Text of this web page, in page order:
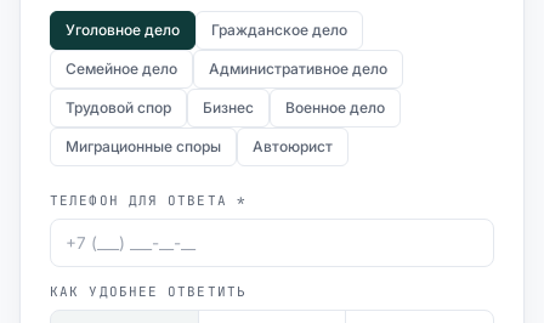
Уголовное дело Гражданское дело
Семейное дело Административное дело
Трудовой спор Бизнес Военное дело
Миграционные споры Автоюрист
ТЕЛЕФОН ДЛЯ ОТВЕТА *
КАК УДОБНЕЕ ОТВЕТИТЬ